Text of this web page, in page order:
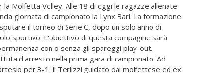
la Molfetta Volley. Alle 18 di oggi le ragazze allenate
giornata di campionato la Lynx Bari. La formazione
il torneo di Serie C, dopo un solo anno di
sportivo. L'obiettivo di questa compagine sarà
con o senza gli spareggi play-out.
d'arresto nella prima gara di campionato. Ad
per 3-1, il Terlizzi guidato dal molfettese ed ex